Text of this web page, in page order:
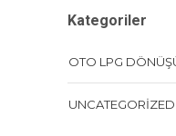
Kategoriler
OTO LPG
UNCATEGORIZED